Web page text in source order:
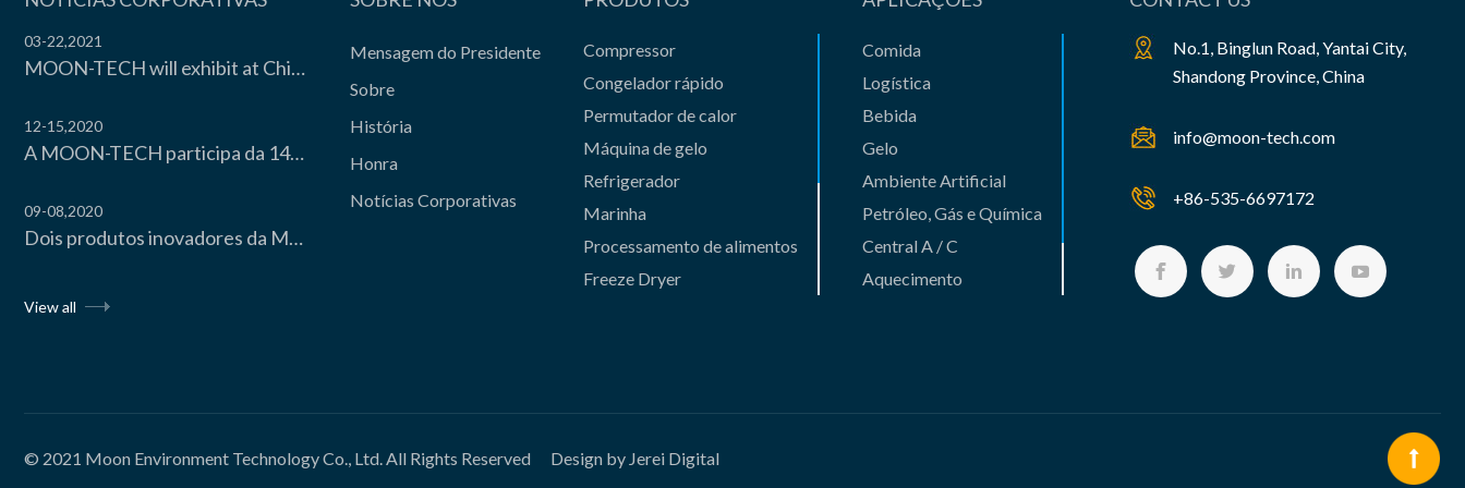
03-22,2021
MOON-TECH will exhibit at China Refrigeration Expo 2021
12-15,2020
A MOON-TECH participa da 14ª Conferência Anual da Indústria da Cadeia de Frio da China 2020
09-08,2020
Dois produtos inovadores da MOON-TECH passaram na avaliação científica e tecnológica
View all
Mensagem do Presidente
Sobre
História
Honra
Notícias Corporativas
Compressor
Congelador rápido
Permutador de calor
Máquina de gelo
Refrigerador
Marinha
Processamento de alimentos
Freeze Dryer
Produtos HVAC
Produtos Inovadores
Comida
Logística
Bebida
Gelo
Ambiente Artificial
Petróleo, Gás e Química
Central A / C
Aquecimento
No.1, Binglun Road, Yantai City,
Shandong Province, China
info@moon-tech.com
+86-535-6697172
   
© 2021 Moon Environment Technology Co., Ltd.All Rights Reserved Design by Jerei Digital